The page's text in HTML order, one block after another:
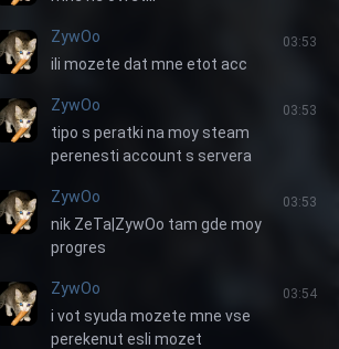
ZywOo 03:53
ili mozete dat mne etot acc
ZywOo 03:53
tipo s peratki na moy steam
perenesti account s servera
ZywOo 03:53
nik ZeTa|ZywOo tam gde moy
progres
ZywOo 03:54
i vot syuda mozete mne vse
perekenut esli mozet